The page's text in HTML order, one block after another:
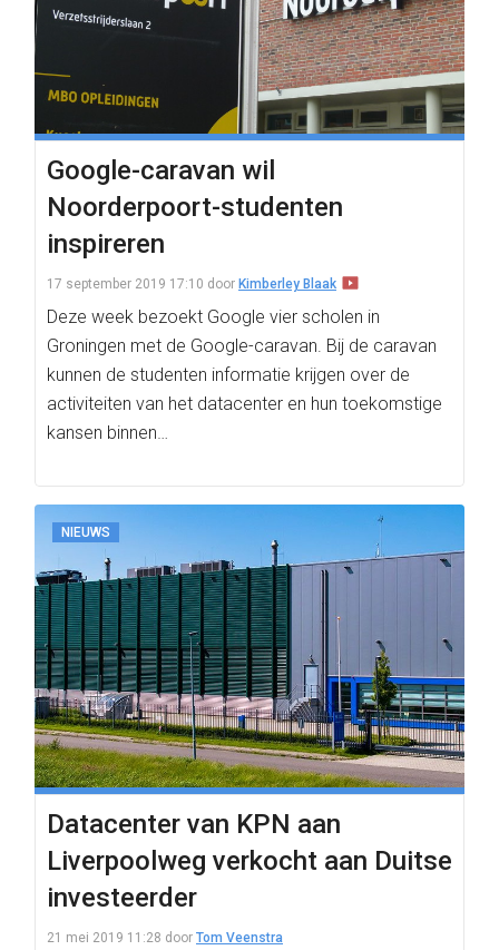
Google-caravan wil
Noorderpoort-studenten
inspireren
17 september 2019 17:10 door Kimberley Blaak
Deze week bezoekt Google vier scholen in
Groningen met de Google-caravan. Bij de caravan
kunnen de studenten informatie krijgen over de
activiteiten van het datacenter en hun toekomstige
kansen binnen…
NIEUWS
Datacenter van KPN aan
Liverpoolweg verkocht aan Duitse
investeerder
21 mei 2019 11:28 door Tom Veenstra